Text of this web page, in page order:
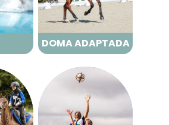
DOMA ADAPTADA
HORSEBALL